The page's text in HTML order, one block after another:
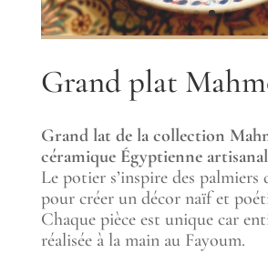
Grand plat
Grand lat de la collection
céramique Égyptienne
Le potier s’inspire des palmiers
pour créer un décor naïf et
Chaque pièce est unique car
réalisée à la main au Fayoum.